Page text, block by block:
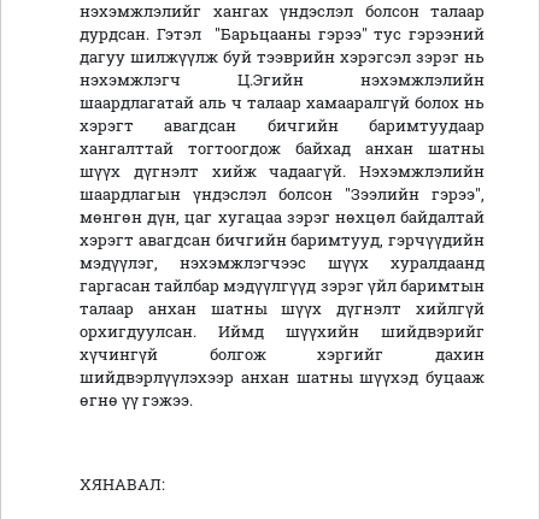
нэхэмжлэлийг хангах үндэслэл болсон талаар
дурдсан. Гэтэл "Барьцааны гэрээ" тус гэрээний
дагуу шилжүүлж буй тээврийн хэрэгсэл зэрэг нь
нэхэмжлэгч Ц.Эгийн нэхэмжлэлийн
шаардлагатай аль ч талаар хамааралгүй болох нь
хэрэгт авагдсан бичгийн баримтуудаар
хангалттай тогтоогдож байхад анхан шатны
шүүх дүгнэлт хийж чадаагүй. Нэхэмжлэлийн
шаардлагын үндэслэл болсон "Зээлийн гэрээ",
мөнгөн дүн, цаг хугацаа зэрэг нөхцөл байдалтай
хэрэгт авагдсан бичгийн баримтууд, гэрчүүдийн
мэдүүлэг, нэхэмжлэгчээс шүүх хуралдаанд
гаргасан тайлбар мэдүүлгүүд зэрэг үйл баримтын
талаар анхан шатны шүүх дүгнэлт хийлгүй
орхигдуулсан. Иймд шүүхийн шийдвэрийг
хүчингүй болгож хэргийг дахин
шийдвэрлүүлэхээр анхан шатны шүүхэд буцааж
өгнө үү гэжээ.
ХЯНАВАЛ: